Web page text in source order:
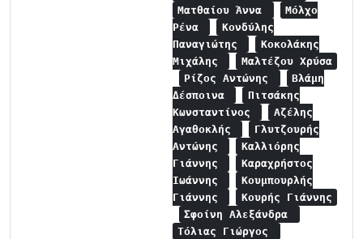
Ματθαίου Άννα
Μόλχο
Ρένα
Κονδύλης
Παναγιώτης
Κοκολάκης
Μιχάλης
Μαλτέζου Χρύσα
Ρίζος Αντώνης
Βλάμη
Δέσποινα
Πιτσάκης
Κωνσταντίνος
Αζέλης
Αγαθοκλής
Γλυτζουρής
Αντώνης
Καλλιόρης
Γιάννης
Καραχρήστος
Ιωάννης
Κουμπουρλής
Γιάννης
Κουρής Γιάννης
Σφοίνη Αλεξάνδρα
Τόλιας Γιώργος